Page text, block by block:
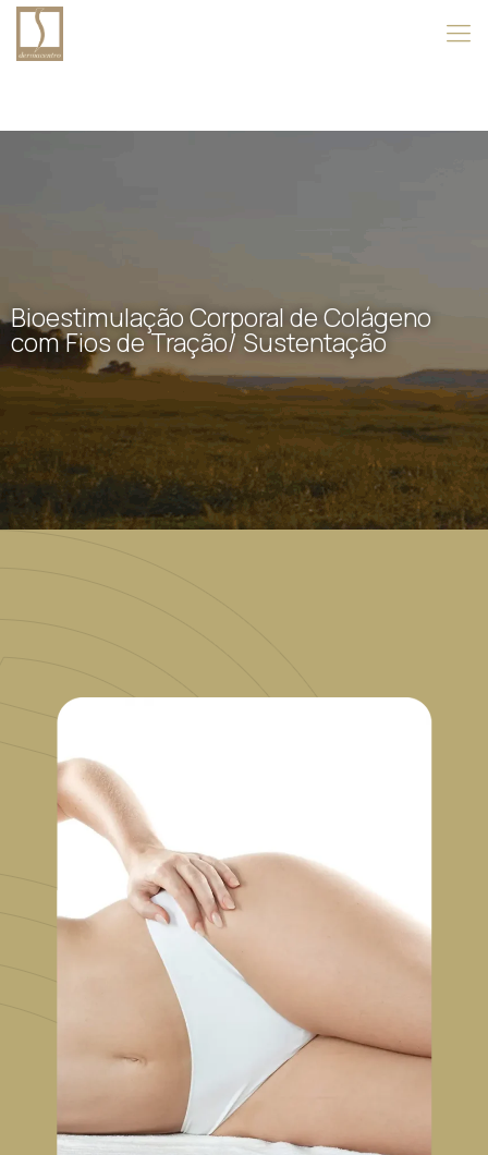
Bioestimulação Corporal de Colágeno
com Fios de Tração/ Sustentação